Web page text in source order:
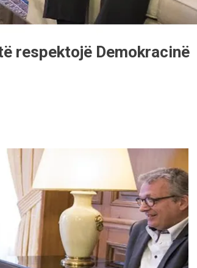
respektojë Demokracinë